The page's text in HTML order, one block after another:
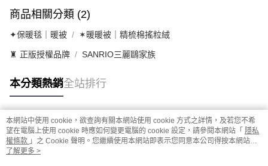
商品相關分類 (2)
✦保暖毯｜暖被 ✶暖暖被｜精梳棉搖粒絨
♜ 正版授權品牌 SANRIO三麗鷗家族
本分類熱銷全站排行
熱門標籤
本網站中使用 cookie，欲查詢有關本網站使用 cookie 方式之詳情，及若您不希
望在電腦上使用 cookie 時應如何變更電腦的 cookie 設定，請參閱本網站「 隱私
權條款 」之 Cookie 聲明。您繼續使用本網站即表示您同意本公司得按本網站使
用條款之 Cookie 聲明使用 cookie。
了解更多 >